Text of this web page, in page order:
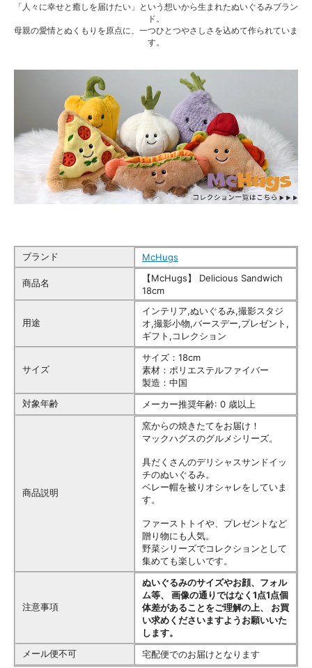
「人々に幸せと癒しを届けたい」という想いから生まれたぬいぐるみブラン
ド。
母親の愛情とぬくもりを原点に、一つひとつやさしさを込めて作られていま
す。
ブランド McHugs
商品名
【McHugs】 Delicious Sandwich
18cm
用途
インテリア,ぬいぐるみ,撮影スタジ
オ,撮影小物,バースデー,プレゼント,
ギフト,コレクション
サイズ
サイズ：18cm
素材：ポリエステルファイバー
製造：中国
対象年齢
メーカー推奨年齢: 0 歳以上
商品説明
窯からの焼きたてをお届け！
マックハグスのグルメシリーズ。
具だくさんのデリシャスサンドイッ
チのぬいぐるみ。
ベレー帽を被りオシャレをしていま
す。
ファーストトイや、プレゼントなど
贈り物にも人気。
野菜シリーズでコレクションとして
集めても楽しいです。
注意事項
ぬいぐるみのサイズやお顔、フォル
ム等、 画像の通りではなく1点1点個
体差があることをご理解の上、 お買
い求めくださいますようお願いいた
します。
メール便不可
宅配便でのお届けとなります